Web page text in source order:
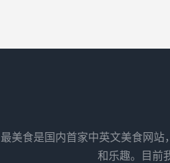
最美食是国内首家中英文美食网
和乐趣。目前